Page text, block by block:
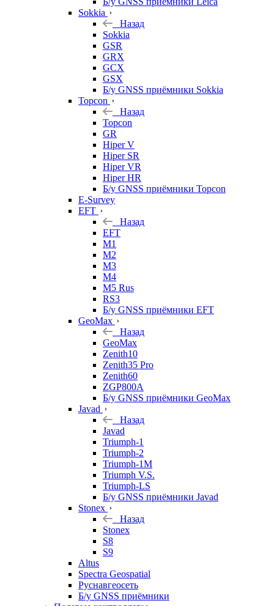
Sokkia
Назад
Sokkia
GSR
GRX
GCX
GSX
Б/у GNSS приёмники Sokkia
Topcon
Назад
Topcon
GR
Hiper V
Hiper SR
Hiper VR
Hiper HR
Б/у GNSS приёмники Topcon
E-Survey
EFT
Назад
EFT
M1
M2
M3
M4
M5 Rus
RS3
Б/у GNSS приёмники EFT
GeoMax
Назад
GeoMax
Zenith10
Zenith35 Pro
Zenith60
ZGP800A
Б/у GNSS приёмники GeoMax
Javad
Назад
Javad
Triumph-1
Triumph-2
Triumph-1M
Triumph V.S.
Triumph-LS
Б/у GNSS приёмники Javad
Stonex
Назад
Stonex
S8
S9
Altus
Spectra Geospatial
Руснавгеосеть
Б/у GNSS приёмники